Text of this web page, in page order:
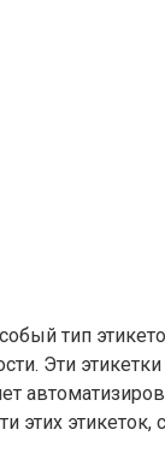
тип
Эти этикетки
этих